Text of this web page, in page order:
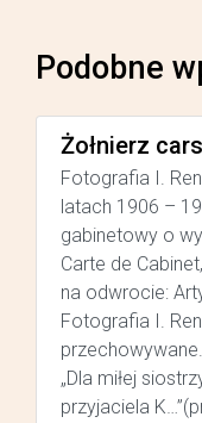
Podobne
Żołnierz
Fotografia I.
latach 1906 –
gabinetowy o
Carte de
na odwrocie:
Fotografia I.
„Dla miłej
przyjaciela